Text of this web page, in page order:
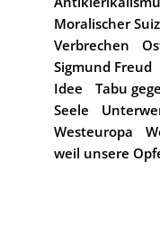
Moralischer
Verbrechen
Sigmund Freud
Idee
Tabu
Seele
Westeuropa
weil unsere